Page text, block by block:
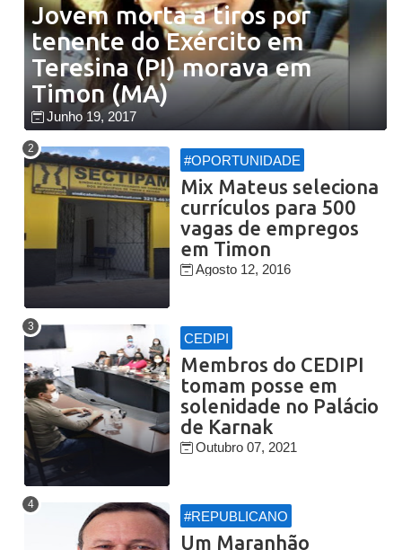
Jovem morta a tiros por
tenente do Exército em
Teresina (PI) morava em
Timon (MA)
Junho 19, 2017
#OPORTUNIDADE
Mix Mateus seleciona
currículos para 500
vagas de empregos
em Timon
Agosto 12, 2016
CEDIPI
Membros do CEDIPI
tomam posse em
solenidade no Palácio
de Karnak
Outubro 07, 2021
#REPUBLICANO
Um Maranhão